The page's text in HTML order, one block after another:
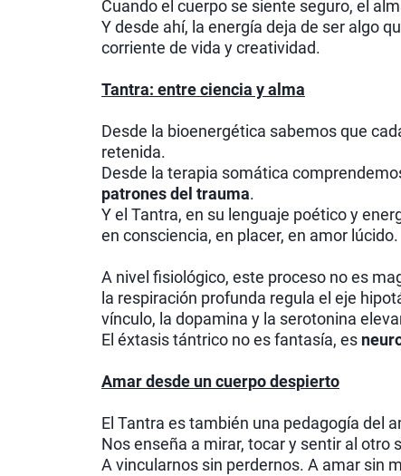
Cuando el cuerpo se siente seguro, el
Y desde ahí, la energía deja de ser algo
corriente de vida y creatividad.
Tantra: entre ciencia y alma
Desde la bioenergética sabemos que
retenida.
Desde la terapia somática
patrones del trauma.
Y el Tantra, en su lenguaje poético y
en consciencia, en placer, en amor lúcido.
A nivel fisiológico, este proceso no es
la respiración profunda regula el eje
vínculo, la dopamina y la serotonina
El éxtasis tántrico no es fantasía, es
Amar desde un cuerpo despierto
El Tantra es también una pedagogía del
Nos enseña a mirar, tocar y sentir al otro
A vincularnos sin perdernos. A amar sin